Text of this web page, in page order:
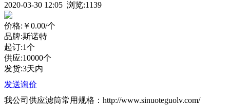
2020-03-30 12:05 浏览:1139
价格: ￥0.00/个
品牌:斯诺特
起订:1个
供应:10000个
发货:3天内
发送询价
我公司供应滤筒常用规格：http://www.sinuoteguolv.com/